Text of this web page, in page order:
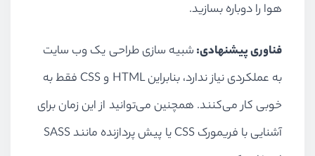
هوا را دوباره بسازید.
فناوری پیشنهادی:شبیه سازی طراحی یک وب سایت
به عملکردی نیاز ندارد، بنابراینHTML وCSSفقط به
خوبی کار می‌کنند. همچنین می‌توانید از این زمان برای
آشنایی با فریمورکCSSیا پیش پردازنده مانندSASS